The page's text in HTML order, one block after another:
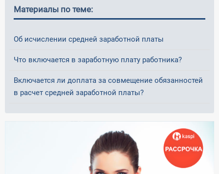
Материалы по теме:
Об исчислении средней заработной платы
Что включается в заработную плату работника?
Включается ли доплата за совмещение обязанностей
в расчет средней заработной платы ?